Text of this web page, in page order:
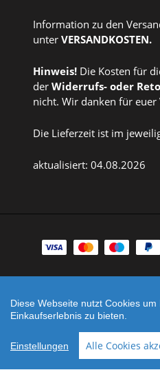
Information zu den
unter VERSANDKOSTEN.
Hinweis! Die Kosten für
der Widerrufs- oder
nicht. Wir danken für euer
Die Lieferzeit ist im
aktualisiert: 04.08.2026
Zahlungsarten
Shop erstellt mit
VersaCommerce.
Diese Webseite nutzt Cookies
Einkaufserlebnis zu bieten.
Einstellungen Alle Cookies